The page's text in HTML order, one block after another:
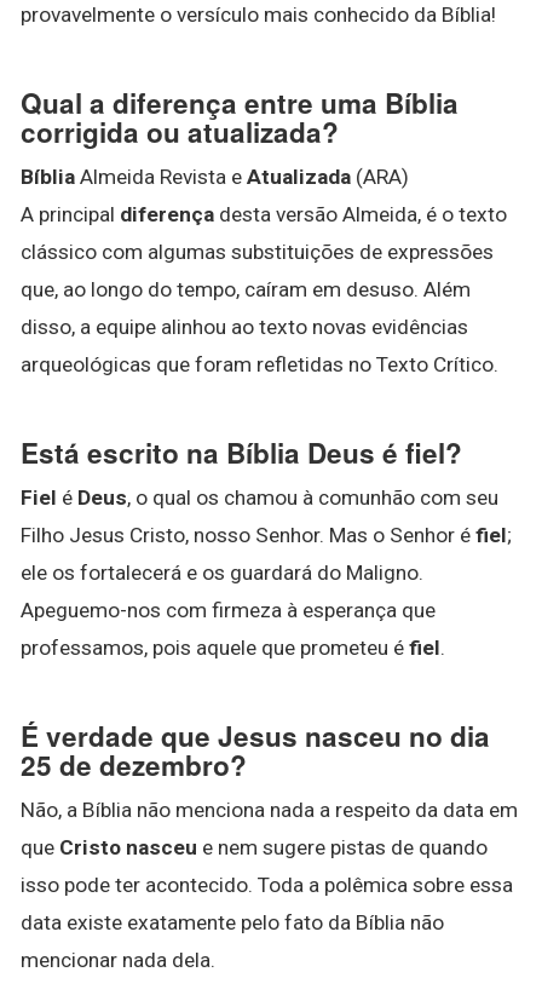
provavelmente o versículo mais conhecido da Bíblia!
Qual a diferença entre uma Bíblia
corrigida ou atualizada?
Bíblia Almeida Revista e Atualizada (ARA)
A principal diferença desta versão Almeida, é o texto
clássico com algumas substituições de expressões
que, ao longo do tempo, caíram em desuso. Além
disso, a equipe alinhou ao texto novas evidências
arqueológicas que foram refletidas no Texto Crítico.
Está escrito na Bíblia Deus é fiel?
Fiel é Deus, o qual os chamou à comunhão com seu
Filho Jesus Cristo, nosso Senhor. Mas o Senhor é fiel;
ele os fortalecerá e os guardará do Maligno.
Apeguemo-nos com firmeza à esperança que
professamos, pois aquele que prometeu é fiel.
É verdade que Jesus nasceu no dia
25 de dezembro?
Não, a Bíblia não menciona nada a respeito da data em
que Cristo nasceu e nem sugere pistas de quando
isso pode ter acontecido. Toda a polêmica sobre essa
data existe exatamente pelo fato da Bíblia não
mencionar nada dela.